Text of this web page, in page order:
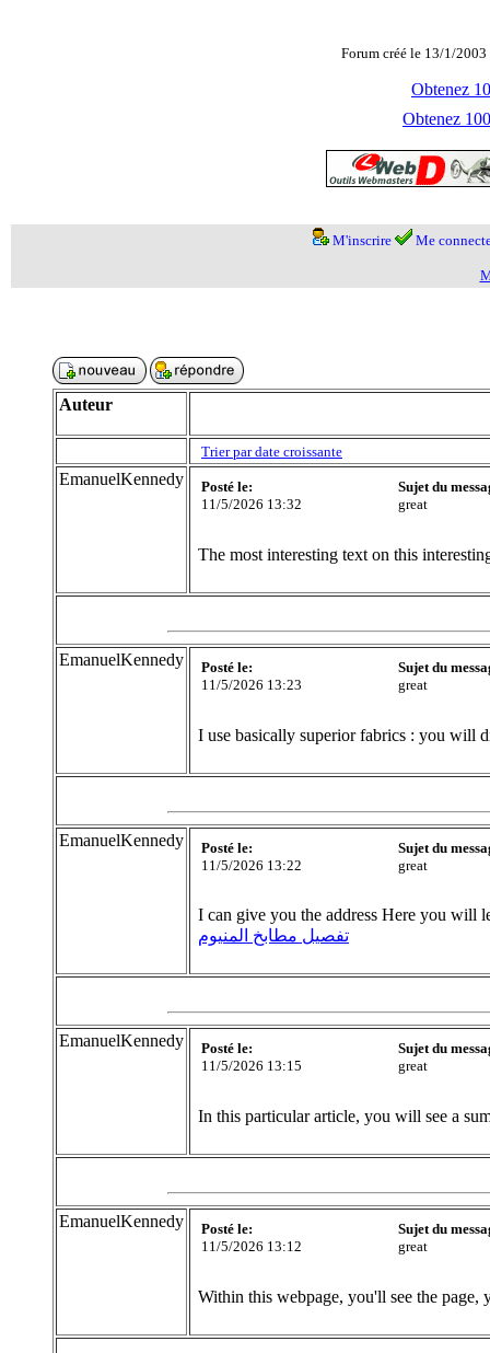
Forum créé le 13/1/
Obtenez
Obtenez
M'inscrire Me
Auteur
Trier par date croissante
EmanuelKennedy
Posté le:
11/5/2026 13:32
Sujet du
great
The most interesting text on this
EmanuelKennedy
Posté le:
11/5/2026 13:23
Sujet du
great
I use basically superior fabrics : you will
EmanuelKennedy
Posté le:
11/5/2026 13:22
Sujet du
great
I can give you the address Here you will
تفصيل مطابخ المنيوم
EmanuelKennedy
Posté le:
11/5/2026 13:15
Sujet du
great
In this particular article, you will see a
EmanuelKennedy
Posté le:
11/5/2026 13:12
Sujet du
great
Within this webpage, you'll see the page,